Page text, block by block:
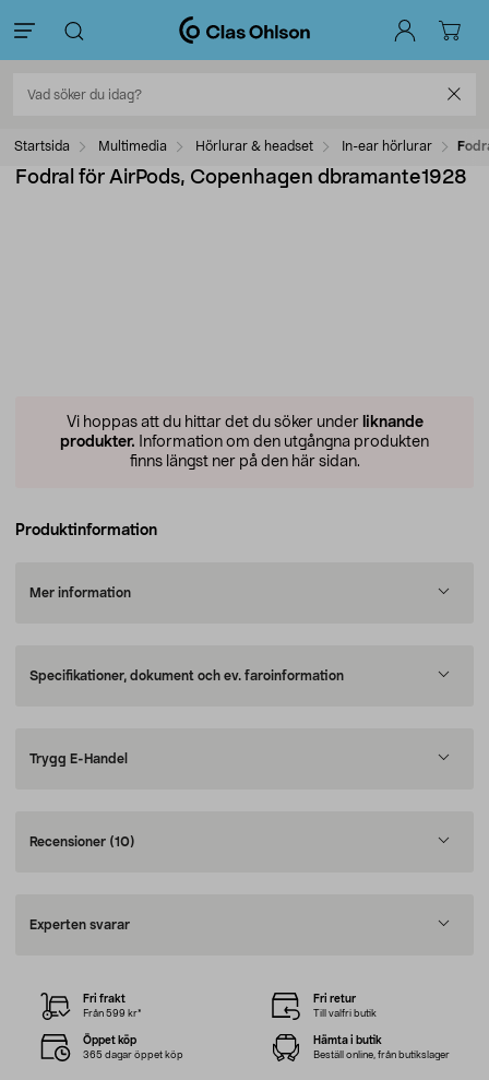
Startsida Multimedia Hörlurar & headset In-ear hörlurar
Fodral för AirPods, Copenhagen dbramante1928
Vi hoppas att du hittar det du söker under liknande
produkter. Information om den utgångna produkten
finns längst ner på den här sidan.
Produktinformation
Mer information
Specifikationer, dokument och ev. faroinformation
Trygg E-Handel
Recensioner (10)
Experten svarar
Fri frakt
Från 599 kr*
Fri retur
Till valfri butik
Öppet köp
365 dagar öppet köp
Hämta i butik
Beställ online, från butikslager